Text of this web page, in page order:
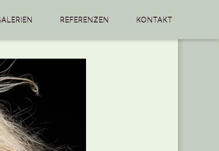
REFERENZEN KONTAKT